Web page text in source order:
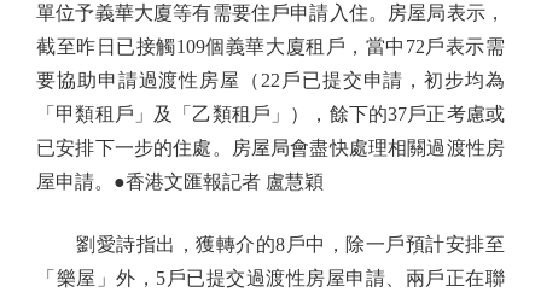
單位予義華大廈等有需要住戶申請入住。房屋局表示，
截至昨日已接觸109個義華大廈租戶，當中72戶表示需
要協助申請過渡性房屋（22戶已提交申請，初步均為
「甲類租戶」及「乙類租戶」），餘下的37戶正考慮或
已安排下一步的住處。房屋局會盡快處理相關過渡性房
屋申請。●香港文匯報記者 盧慧穎
劉愛詩指出，獲轉介的8戶中，除一戶預計安排至
「樂屋」外，5戶已提交過渡性房屋申請、兩戶正在聯